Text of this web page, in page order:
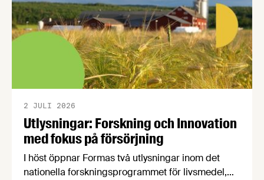
Utlysningar: Forskning och Innovation
med fokus på försörjning
2 JULI 2026
I höst öppnar Formas två utlysningar inom det
nationella forskningsprogrammet för livsmedel,